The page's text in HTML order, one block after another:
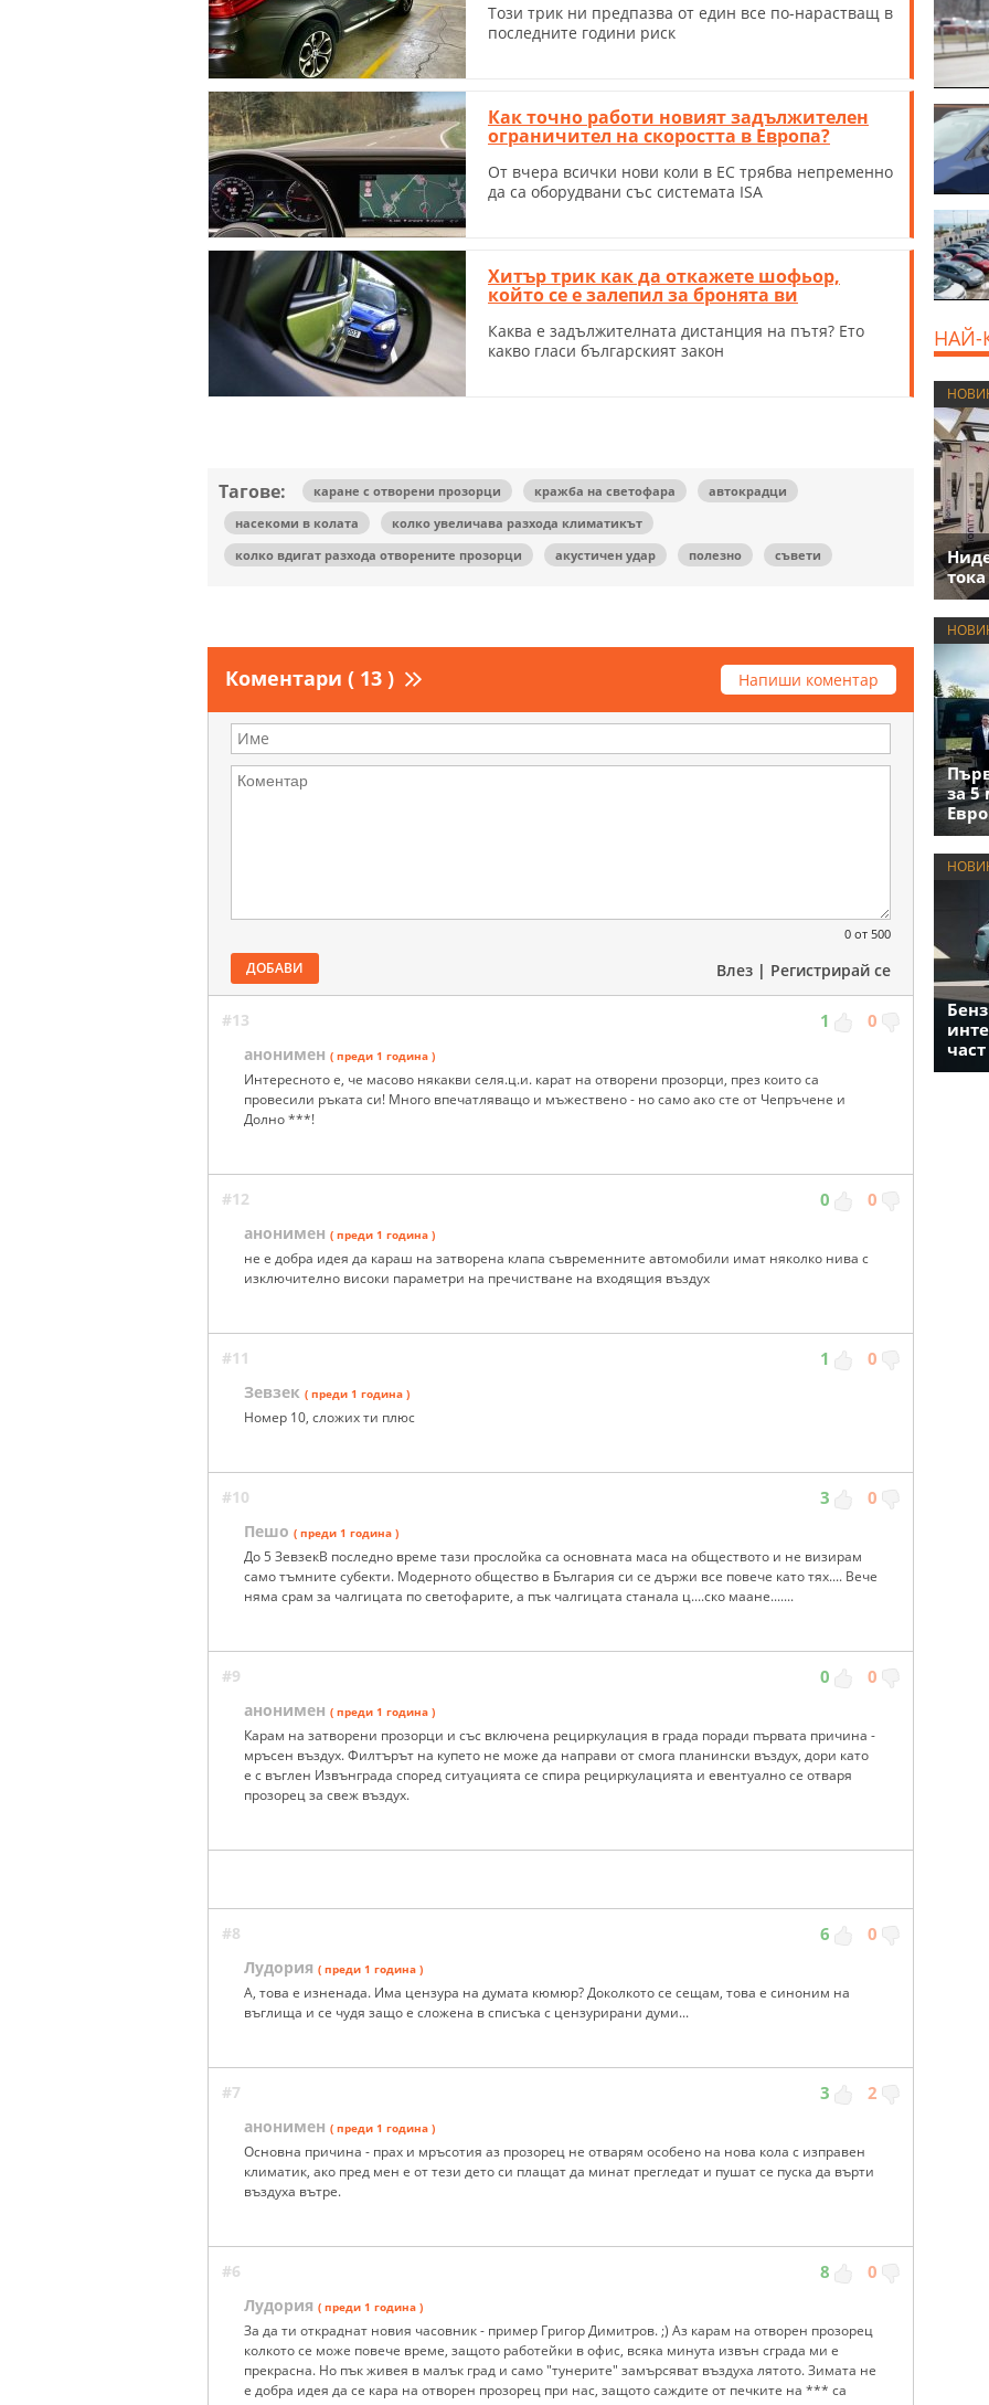
Този трик ни предпазва от един все по-нарастващ в
последните години риск
Как точно работи новият задължителен
ограничител на скоростта в Европа?
От вчера всички нови коли в ЕС трябва непременно
да са оборудвани със системата ISA
Хитър трик как да откажете шофьор,
който се е залепил за бронята ви
Каква е задължителната дистанция на пътя? Ето
какво гласи българският закон
Тагове: каране с отворени прозорци кражба на светофара
автокрадци
насекоми в колата
колко увеличава разхода климатикът
колко вдигат разхода отворените прозорци
акустичен удар полезно съвети
Коментари ( 13 ) Напиши коментар
0 от 500
ДОБАВИ Влез | Регистрирай се
#13 1 0
анонимен ( преди 1 година )
Интересното е, че масово някакви селя.ц.и. карат на отворени прозорци, през които са
провесили ръката си! Много впечатляващо и мъжествено - но само ако сте от Чепръчене и
Долно ***!
#12 0 0
анонимен ( преди 1 година )
не е добра идея да караш на затворена клапа съвременните автомобили имат няколко нива с
изключително високи параметри на пречистване на входящия въздух
#11 1 0
Зевзек ( преди 1 година )
Номер 10, сложих ти плюс
#10 3 0
Пешо ( преди 1 година )
До 5 ЗевзекВ последно време тази прослойка са основната маса на обществото и не визирам
само тъмните субекти. Модерното общество в България си се държи все повече като тях.... Вече
няма срам за чалгицата по светофарите, а пък чалгицата станала ц....ско маане.......
#9 0 0
анонимен ( преди 1 година )
Карам на затворени прозорци и със включена рециркулация в града поради първата причина -
мръсен въздух. Филтърът на купето не може да направи от смога планински въздух, дори като
е с въглен Извънграда според ситуацията се спира рециркулацията и евентуално се отваря
прозорец за свеж въздух.
#8 6 0
Лудория ( преди 1 година )
А, това е изненада. Има цензура на думата кюмюp? Доколкото се сещам, това е синоним на
въглища и се чудя защо е сложена в списъка с цензурирани думи...
#7 3 2
анонимен ( преди 1 година )
Основна причина - прах и мръсотия аз прозорец не отварям особено на нова кола с изправен
климатик, ако пред мен е от тези дето си плащат да минат прегледат и пушат се пуска да върти
въздуха вътре.
#6 8 0
Лудория ( преди 1 година )
За да ти откраднат новия часовник - пример Григор Димитров. ;) Аз карам на отворен прозорец
колкото се може повече време, защото работейки в офис, всяка минута извън сграда ми е
прекрасна. Но пък живея в малък град и само "тунерите" замърсяват въздуха лятото. Зимата не
е добра идея да се кара на отворен прозорец при нас, защото саждите от печките на *** са
НАЙ-
за 5
част